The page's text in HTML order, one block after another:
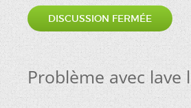
DISCUSSION FERMÉE
Problème avec lave